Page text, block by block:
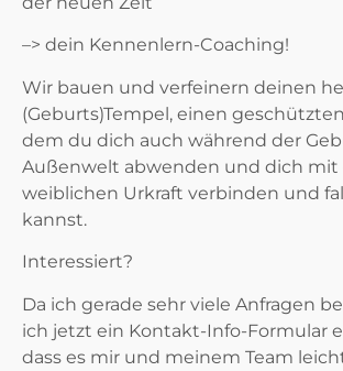
–> dein Kennenlern-Coaching!
Wir bauen und verfeinern deinen
(Geburts)Tempel, einen
dem du dich auch während der
Außenwelt abwenden und dich mit
weiblichen Urkraft verbinden und
kannst.
Interessiert?
Da ich gerade sehr viele Anfragen
ich jetzt ein Kontakt-Info-Formular
dass es mir und meinem Team